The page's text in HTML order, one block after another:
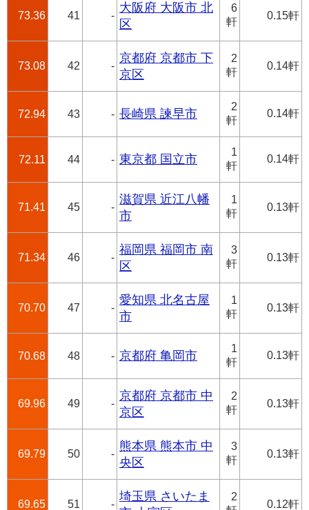
73.36 41 -
大阪府 大阪市 北
区
6
軒
0.15軒
73.08 42 -
京都府 京都市 下
京区
2
軒
0.14軒
72.94 43 - 長崎県 諫早市
2
軒
0.14軒
72.11 44 - 東京都 国立市
1
軒
0.14軒
71.41 45 -
滋賀県 近江八幡
市
1
軒
0.13軒
71.34 46 -
福岡県 福岡市 南
区
3
軒
0.13軒
70.70 47 -
愛知県 北名古屋
市
1
軒
0.13軒
70.68 48 - 京都府 亀岡市
1
軒
0.13軒
69.96 49 -
京都府 京都市 中
京区
2
軒
0.13軒
69.79 50 -
熊本県 熊本市 中
央区
3
軒
0.13軒
69.65 51 -
埼玉県 さいたま
2
0.12軒